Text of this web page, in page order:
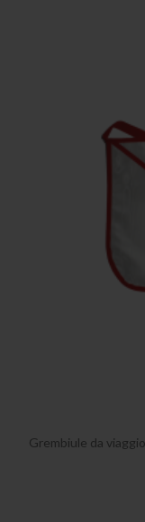
Grembiule da